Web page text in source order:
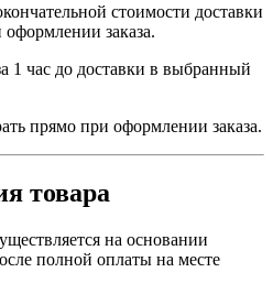
стоимости доставки
заказа.
1 час до доставки в выбранный
прямо при оформлении заказа.
товара
на основании
полной оплаты на месте